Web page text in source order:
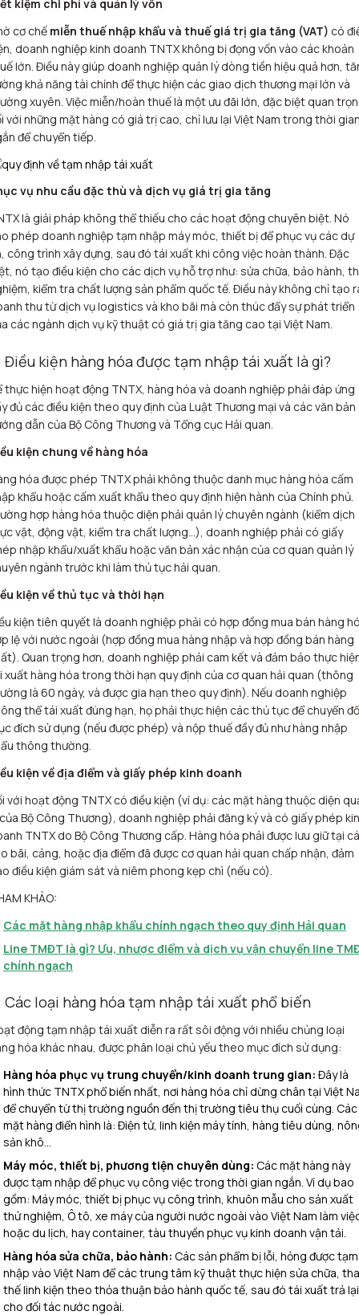
kiệm chi phí và quản lý vốn
cơ chế miễn thuế nhập khẩu và thuế giá trị gia tăng (VAT) có
doanh nghiệp kinh doanh TNTX không bị đọng vốn vào các khoản
lớn. Điều này giúp doanh nghiệp quản lý dòng tiền hiệu quả hơn,
khả năng tài chính để thực hiện các giao dịch thương mại lớn và
xuyên. Việc miễn/hoàn thuế là một ưu đãi lớn, đặc biệt quan
với những mặt hàng có giá trị cao, chỉ lưu lại Việt Nam trong thời
để chuyển tiếp.
vụ nhu cầu đặc thù và dịch vụ giá trị gia tăng
là giải pháp không thể thiếu cho các hoạt động chuyên biệt. Nó
phép doanh nghiệp tạm nhập máy móc, thiết bị để phục vụ các dự
công trình xây dựng, sau đó tái xuất khi công việc hoàn thành. Đặc
nó tạo điều kiện cho các dịch vụ hỗ trợ như: sửa chữa, bảo hành,
kiểm tra chất lượng sản phẩm quốc tế. Điều này không chỉ tạo
thu từ dịch vụ logistics và kho bãi mà còn thúc đẩy sự phát triển
các ngành dịch vụ kỹ thuật có giá trị gia tăng cao tại Việt Nam.
Điều kiện hàng hóa được tạm nhập tái xuất là gì?
thực hiện hoạt động TNTX, hàng hóa và doanh nghiệp phải đáp ứng
đủ các điều kiện theo quy định của Luật Thương mại và các văn bản
dẫn của Bộ Công Thương và Tổng cục Hải quan.
kiện chung về hàng hóa
hóa được phép TNTX phải không thuộc danh mục hàng hóa cấm
khẩu hoặc cấm xuất khẩu theo quy định hiện hành của Chính phủ.
hợp hàng hóa thuộc diện phải quản lý chuyên ngành (kiểm dịch
vật, động vật, kiểm tra chất lượng…), doanh nghiệp phải có giấy
nhập khẩu/xuất khẩu hoặc văn bản xác nhận của cơ quan quản lý
ngành trước khi làm thủ tục hải quan.
kiện về thủ tục và thời hạn
kiện tiên quyết là doanh nghiệp phải có hợp đồng mua bán hàng
lệ với nước ngoài (hợp đồng mua hàng nhập và hợp đồng bán hàng
Quan trọng hơn, doanh nghiệp phải cam kết và đảm bảo thực
xuất hàng hóa trong thời hạn quy định của cơ quan hải quan (thông
là 60 ngày, và được gia hạn theo quy định). Nếu doanh nghiệp
thể tái xuất đúng hạn, họ phải thực hiện các thủ tục để chuyển
đích sử dụng (nếu được phép) và nộp thuế đầy đủ như hàng nhập
thông thường.
kiện về địa điểm và giấy phép kinh doanh
với hoạt động TNTX có điều kiện (ví dụ: các mặt hàng thuộc diện
Bộ Công Thương), doanh nghiệp phải đăng ký và có giấy phép
TNTX do Bộ Công Thương cấp. Hàng hóa phải được lưu giữ tại
bãi, cảng, hoặc địa điểm đã được cơ quan hải quan chấp nhận, đảm
điều kiện giám sát và niêm phong kẹp chì (nếu có).
KHẢO:
Các mặt hàng nhập khẩu chính ngạch theo quy định Hải quan
Line TMĐT là gì? Ưu, nhược điểm và dịch vụ vận chuyển line
chính ngạch
Các loại hàng hóa tạm nhập tái xuất phổ biến
động tạm nhập tái xuất diễn ra rất sôi động với nhiều chủng loại
hóa khác nhau, được phân loại chủ yếu theo mục đích sử dụng:
Hàng hóa phục vụ trung chuyển/kinh doanh trung gian: Đây là
hình thức TNTX phổ biến nhất, nơi hàng hóa chỉ dừng chân tại Việt
để chuyển từ thị trường nguồn đến thị trường tiêu thụ cuối cùng. Các
mặt hàng điển hình là: Điện tử, linh kiện máy tính, hàng tiêu dùng,
sản khô…
Máy móc, thiết bị, phương tiện chuyên dùng: Các mặt hàng này
được tạm nhập để phục vụ công việc trong thời gian ngắn. Ví dụ bao
gồm: Máy móc, thiết bị phục vụ công trình, khuôn mẫu cho sản xuất
thử nghiệm, Ô tô, xe máy của người nước ngoài vào Việt Nam làm
hoặc du lịch, hay container, tàu thuyền phục vụ kinh doanh vận tải.
Hàng hóa sửa chữa, bảo hành: Các sản phẩm bị lỗi, hỏng được tạm
nhập vào Việt Nam để các trung tâm kỹ thuật thực hiện sửa chữa,
thế linh kiện theo thỏa thuận bảo hành quốc tế, sau đó tái xuất trả lại
cho đối tác nước ngoài.